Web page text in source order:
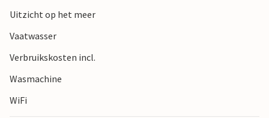
Uitzicht op het meer
Vaatwasser
Verbruikskosten incl.
Wasmachine
WiFi